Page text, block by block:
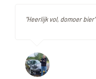
"Heerlijk vol, domoer bier"